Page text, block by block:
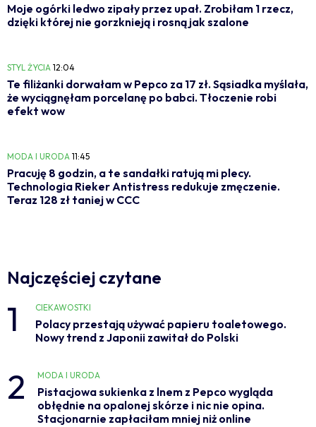
Moje ogórki ledwo zipały przez upał. Zrobiłam 1 rzecz,
dzięki której nie gorzknieją i rosną jak szalone
STYL ŻYCIA 12:04
Te filiżanki dorwałam w Pepco za 17 zł. Sąsiadka myślała,
że wyciągnęłam porcelanę po babci. Tłoczenie robi
efekt wow
MODA I URODA 11:45
Pracuję 8 godzin, a te sandałki ratują mi plecy.
Technologia Rieker Antistress redukuje zmęczenie.
Teraz 128 zł taniej w CCC
Najczęściej czytane
1 CIEKAWOSTKI
Polacy przestają używać papieru toaletowego.
Nowy trend z Japonii zawitał do Polski
2 MODA I URODA
Pistacjowa sukienka z lnem z Pepco wygląda
obłędnie na opalonej skórze i nic nie opina.
Stacjonarnie zapłaciłam mniej niż online